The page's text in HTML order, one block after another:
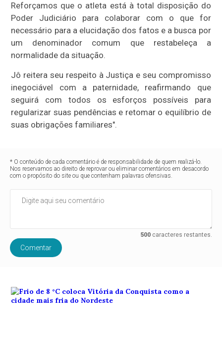
Reforçamos que o atleta está à total disposição do
Poder Judiciário para colaborar com o que for
necessário para a elucidação dos fatos e a busca por
um denominador comum que restabeleça a
normalidade da situação.
Jô reitera seu respeito à Justiça e seu compromisso
inegociável com a paternidade, reafirmando que
seguirá com todos os esforços possíveis para
regularizar suas pendências e retomar o equilíbrio de
suas obrigações familiares".
* O conteúdo de cada comentário é de responsabilidade de quem realizá-lo.
Nos reservamos ao direito de reprovar ou eliminar comentários em desacordo
com o propósito do site ou que contenham palavras ofensivas.
500caracteres restantes.
Comentar